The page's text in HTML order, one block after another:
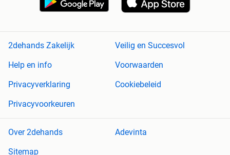
2dehands Zakelijk
Veilig en Succesvol
Help en info
Voorwaarden
Privacyverklaring
Cookiebeleid
Privacyvoorkeuren
Over 2dehands
Adevinta
Sitemap